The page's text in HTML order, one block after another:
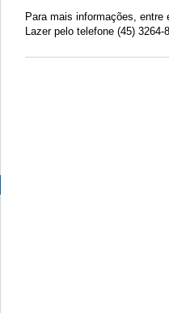
Para mais informações,
Lazer pelo telefone (45) 3264-